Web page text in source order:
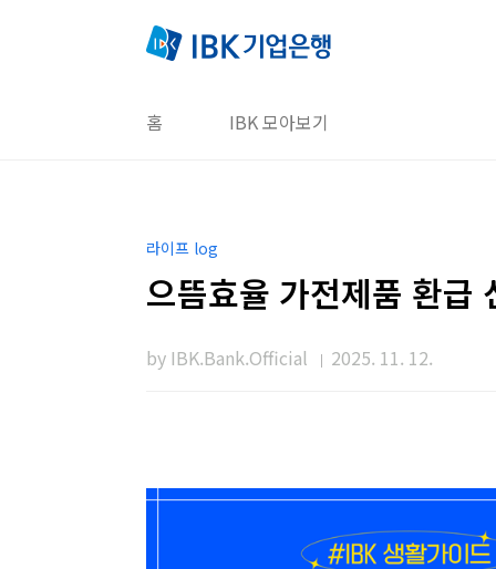
홈 IBK 모아보기
라이프 log
으뜸효율 가전제품 환급
by IBK.Bank.Official 2025. 11. 12.